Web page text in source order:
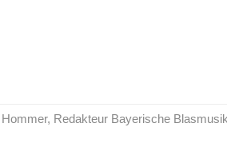
Redakteur Bayerische